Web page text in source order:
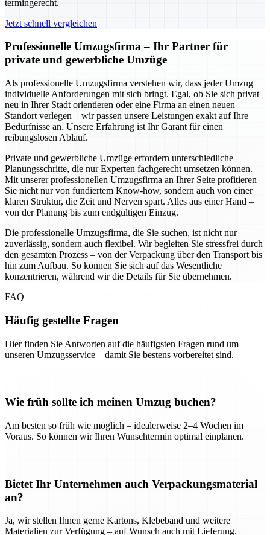
termingerecht.
Jetzt schnell vergleichen
Professionelle Umzugsfirma – Ihr Partner für
private und gewerbliche Umzüge
Als professionelle Umzugsfirma verstehen wir, dass jeder Umzug
individuelle Anforderungen mit sich bringt. Egal, ob Sie sich privat
neu in Ihrer Stadt orientieren oder eine Firma an einen neuen
Standort verlegen – wir passen unsere Leistungen exakt auf Ihre
Bedürfnisse an. Unsere Erfahrung ist Ihr Garant für einen
reibungslosen Ablauf.
Private und gewerbliche Umzüge erfordern unterschiedliche
Planungsschritte, die nur Experten fachgerecht umsetzen können.
Mit unserer professionellen Umzugsfirma an Ihrer Seite profitieren
Sie nicht nur von fundiertem Know-how, sondern auch von einer
klaren Struktur, die Zeit und Nerven spart. Alles aus einer Hand –
von der Planung bis zum endgültigen Einzug.
Die professionelle Umzugsfirma, die Sie suchen, ist nicht nur
zuverlässig, sondern auch flexibel. Wir begleiten Sie stressfrei durch
den gesamten Prozess – von der Verpackung über den Transport bis
hin zum Aufbau. So können Sie sich auf das Wesentliche
konzentrieren, während wir die Details für Sie übernehmen.
FAQ
Häufig gestellte Fragen
Hier finden Sie Antworten auf die häufigsten Fragen rund um
unseren Umzugsservice – damit Sie bestens vorbereitet sind.
Wie früh sollte ich meinen Umzug buchen?
Am besten so früh wie möglich – idealerweise 2–4 Wochen im
Voraus. So können wir Ihren Wunschtermin optimal einplanen.
Bietet Ihr Unternehmen auch Verpackungsmaterial
an?
Ja, wir stellen Ihnen gerne Kartons, Klebeband und weitere
Materialien zur Verfügung – auf Wunsch auch mit Lieferung.